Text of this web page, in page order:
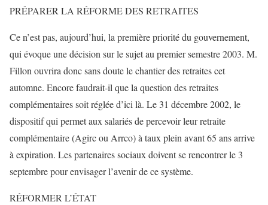
PRÉPARER LA RÉFORME DES RETRAITES
Ce n’est pas, aujourd’hui, la première priorité du gouvernement,
qui évoque une décision sur le sujet au premier semestre 2003. M.
Fillon ouvrira donc sans doute le chantier des retraites cet
automne. Encore faudrait-il que la question des retraites
complémentaires soit réglée d’ici là. Le 31 décembre 2002, le
dispositif qui permet aux salariés de percevoir leur retraite
complémentaire (Agirc ou Arrco) à taux plein avant 65 ans arrive
à expiration. Les partenaires sociaux doivent se rencontrer le 3
septembre pour envisager l’avenir de ce système.
RÉFORMER L’ÉTAT